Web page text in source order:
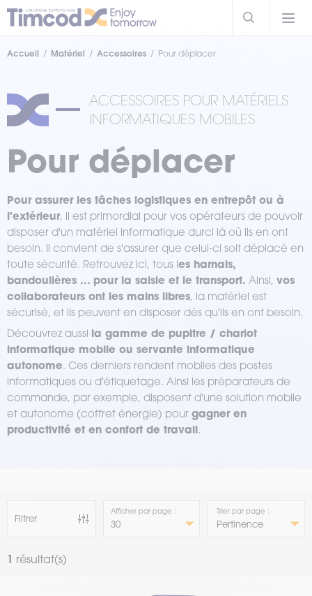
Accueil Matériel Accessoires Pour déplacer
ACCESSOIRES POUR MATÉRIELS
INFORMATIQUES MOBILES
Pour déplacer
Pour assurer les tâches logistiques en entrepôt ou à
l'extérieur, il est primordial pour vos opérateurs de pouvoir
disposer d'un matériel informatique durci là où ils en ont
besoin. Il convient de s'assurer que celui-ci soit déplacé en
toute sécurité. Retrouvez ici, tous les harnais,
bandoulières ... pour la saisie et le transport. Ainsi, vos
collaborateurs ont les mains libres, la matériel est
sécurisé, et ils peuvent en disposer dès qu'ils en ont besoin.
Découvrez aussi la gamme de pupitre / chariot
informatique mobile ou servante informatique
autonome. Ces derniers rendent mobiles des postes
informatiques ou d'étiquetage. Ainsi les préparateurs de
commande, par exemple, disposent d'une solution mobile
et autonome (coffret énergie) pour gagner en
productivité et en confort de travail.
1 résultat(s)
Filtrer
Afficher par page : Trier par page :